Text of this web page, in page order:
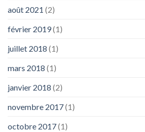
août 2021 (2)
février 2019(1)
juillet 2018 (1)
mars 2018 (1)
janvier 2018 (2)
novembre 2017(1)
octobre 2017(1)